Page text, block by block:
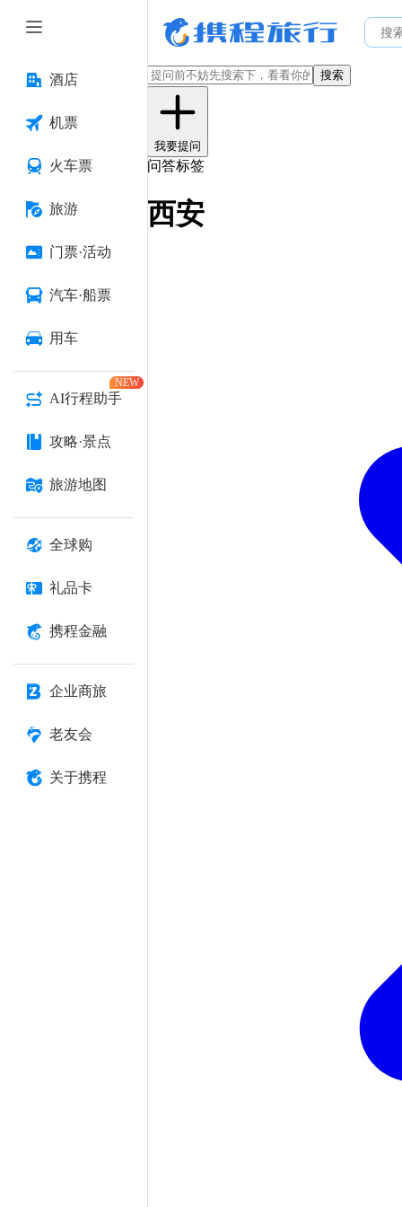
酒店
机票
火车票
旅游
门票·活动
汽车·船票
用车
AI行程助手
NEW
攻略·景点
旅游地图
全球购
礼品卡
携程金融
企业商旅
老友会
关于携程
搜索
我要提问
问答标签
西安